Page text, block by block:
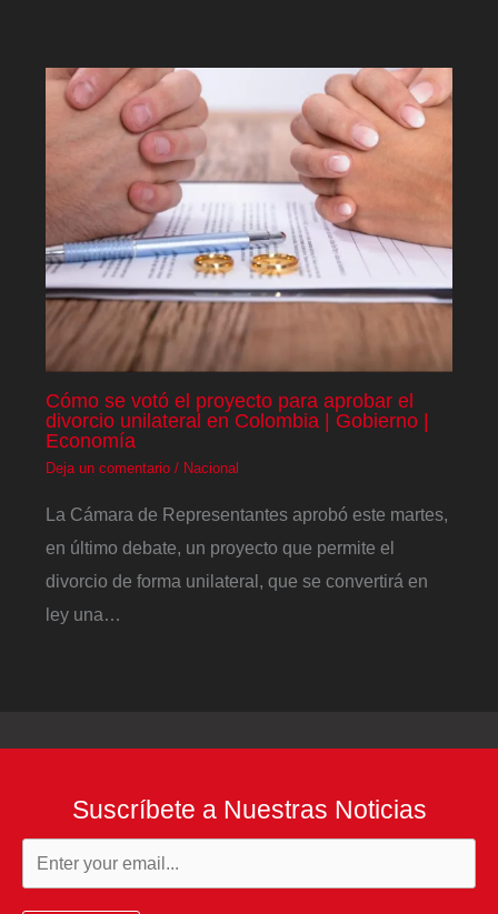
Cómo se votó el proyecto para aprobar el
divorcio unilateral en Colombia | Gobierno |
Economía
Deja un comentario / Nacional
La Cámara de Representantes aprobó este martes,
en último debate, un proyecto que permite el
divorcio de forma unilateral, que se convertirá en
ley una…
Suscríbete a Nuestras Noticias